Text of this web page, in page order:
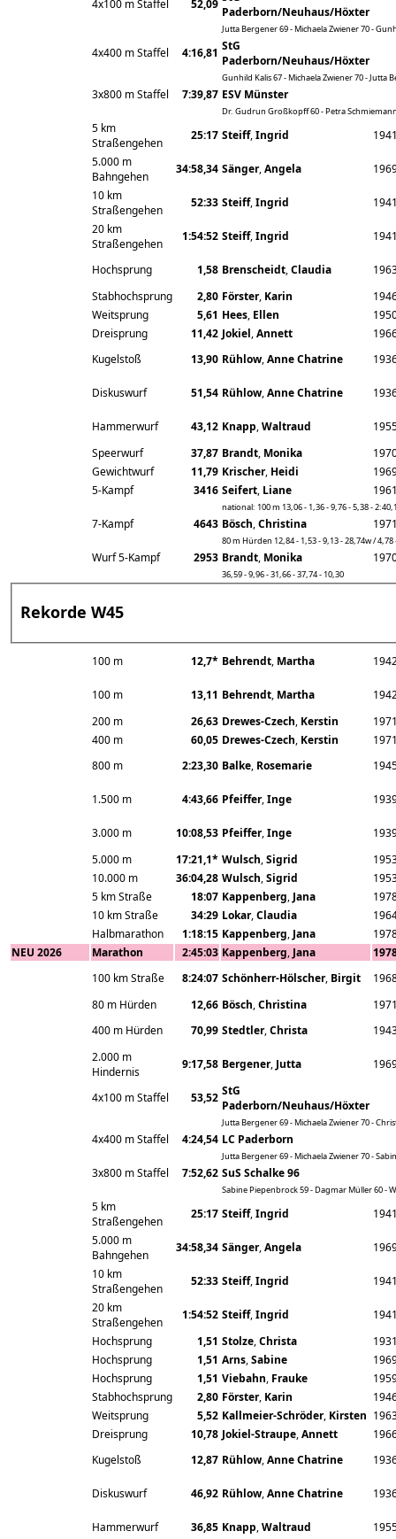
4x100 m Staffel 52,09
Paderborn/Neuhaus/Höxter
Jutta Bergener 69 - Michaela Zwiener 70 -
4x400 m Staffel 4:16,81 StG
Paderborn/Neuhaus/Höxter
Gunhild Kalis 67 - Michaela Zwiener 70 - Jutta
3x800 m Staffel 7:39,87 ESV Münster
Dr. Gudrun Großkopff 60 - Petra
5 km
Straßengehen
25:17 Steiff,Ingrid
5.000 m
Bahngehen
34:58,34 Sänger,Angela
10 km
Straßengehen
52:33 Steiff,Ingrid
20 km
Straßengehen
1:54:52 Steiff,Ingrid
Hochsprung 1,58 Brenscheidt,Claudia
Stabhochsprung
2,80 Förster, Karin
Weitsprung
5,61 Hees, Ellen
Dreisprung
11,42 Jokiel,Annett
Kugelstoß
13,90 Rühlow,Anne Chatrine
Diskuswurf 51,54 Rühlow,Anne Chatrine
Hammerwurf 43,12 Knapp,Waltraud
Speerwurf
37,87 Brandt, Monika
Gewichtwurf
11,79 Krischer, Heidi
5-Kampf
3416 Seifert, Liane
national: 100 m 13,06 - 1,36 - 9,76 - 5,38 -
7-Kampf 4643 Bösch,Christina
80 m Hürden 12,84 - 1,53 - 9,13 - 28,74w / 4,78
Wurf 5-Kampf 2953 Brandt, Monika
36,59 - 9,96 - 31,66 - 37,74 - 10,30
Rekorde W45
100 m 12,7* Behrendt, Martha
100 m 13,11 Behrendt, Martha
200 m
26,63 Drewes-Czech, Kerstin
400 m
60,05 Drewes-Czech, Kerstin
800 m
2:23,30 Balke, Rosemarie
1.500 m 4:43,66 Pfeiffer,Inge
3.000 m 10:08,53 Pfeiffer,Inge
5.000 m
17:21,1* Wulsch,Sigrid
10.000 m
36:04,28 Wulsch,Sigrid
5 km Straße
18:07 Kappenberg, Jana
10 km Straße
34:29 Lokar,Claudia
Halbmarathon
1:18:15 Kappenberg, Jana
NEU 2026
Marathon 2:45:03 Kappenberg, Jana
100 km Straße
8:24:07 Schönherr-Hölscher, Birgit
80 m Hürden
12,66 Bösch,Christina
400 m Hürden
70,99 Stedtler,Christa
2.000 m
Hindernis
9:17,58 Bergener, Jutta
4x100 m Staffel 53,52 StG
Paderborn/Neuhaus/Höxter
Jutta Bergener 69 - Michaela Zwiener 70 -
4x400 m Staffel 4:24,54 LC Paderborn
Jutta Bergener 69 - Michaela Zwiener 70 -
3x800 m Staffel 7:52,62 SuS Schalke 96
Sabine Piepenbrock 59 - Dagmar Müller 60 -
5 km
Straßengehen
25:17 Steiff,Ingrid
5.000 m
Bahngehen
34:58,34 Sänger,Angela
10 km
Straßengehen
52:33 Steiff,Ingrid
20 km
Straßengehen
1:54:52 Steiff,Ingrid
Hochsprung
1,51 Stolze,Christa
Hochsprung
1,51 Arns,Sabine
Hochsprung
1,51 Viebahn, Frauke
Stabhochsprung
2,80 Förster, Karin
Weitsprung
5,52 Kallmeier-Schröder, Kirsten
Dreisprung
10,78 Jokiel-Straupe,Annett
Kugelstoß
12,87 Rühlow,Anne Chatrine
Diskuswurf 46,92 Rühlow,Anne Chatrine
Hammerwurf 36,85 Knapp,Waltraud